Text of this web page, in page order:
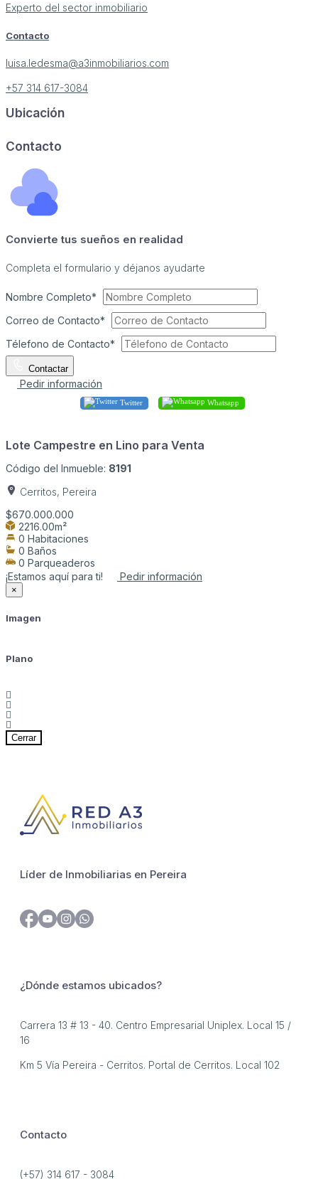
Experto del sector inmobiliario
Contacto
luisa.ledesma@a3inmobiliarios.com
+57 314 617-3084
Ubicación
Contacto
Convierte tus sueños en realidad
Completa el formulario y déjanos ayudarte
Nombre Completo*
Correo de Contacto*
Télefono de Contacto*
Contactar
Pedir información
Twitter Whatsapp
Lote Campestre en Lino para Venta
Código del Inmueble: 8191
Cerritos, Pereira
$670.000.000
2216.00m²
0 Habitaciones
0 Baños
0 Parqueaderos
¡Estamos aquí para ti!
Pedir información
×
Imagen
Plano
Cerrar
Líder de Inmobiliarias en Pereira
¿Dónde estamos ubicados?
Carrera 13 # 13 - 40. Centro Empresarial Uniplex. Local 15 /
16
Km 5 Vía Pereira - Cerritos. Portal de Cerritos. Local 102
Contacto
(+57) 314 617 - 3084